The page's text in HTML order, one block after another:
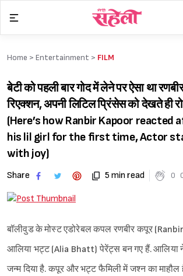
content
Home > Entertainment > FILM
बेटी को पहली बार गोद में लेने पर ऐसा था
रिएक्शन, अपनी लिटिल प्रिंसेस को देखते ही
(Here’s how Ranbir Kapoor reacted
his lil girl for the first time, Actor
with joy)
Share 5 min read 0
बॉलीवुड के मोस्ट एडोरेबल कपल रणबीर कपूर
आलिया भट्ट (Alia Bhatt) पेरेंट्स बन गए हैं. आलिया
जन्म दिया है. कपूर और भट्ट फैमिली में जश्न का माहौल